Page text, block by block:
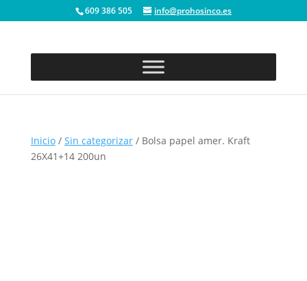
609 386 505 info@prohosinco.es
Inicio/ Sin categorizar/ Bolsa papel amer. Kraft
26X41+14 200un